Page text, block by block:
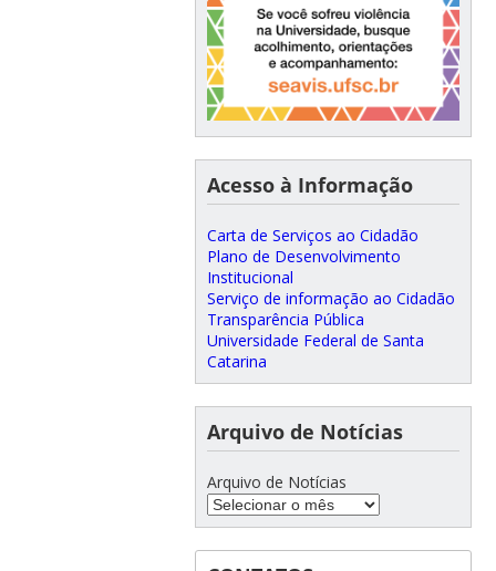
Acesso à Informação
Carta de Serviços ao Cidadão
Plano de Desenvolvimento
Institucional
Serviço de informação ao Cidadão
Transparência Pública
Universidade Federal de Santa
Catarina
Arquivo de Notícias
Arquivo de Notícias